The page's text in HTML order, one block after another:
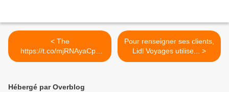
< The
https://t.co/mjRNAyaCph
Daily est en ligne!...
Pour renseigner ses clients,
Lidl Voyages utilise... >
Hébergé par Overblog